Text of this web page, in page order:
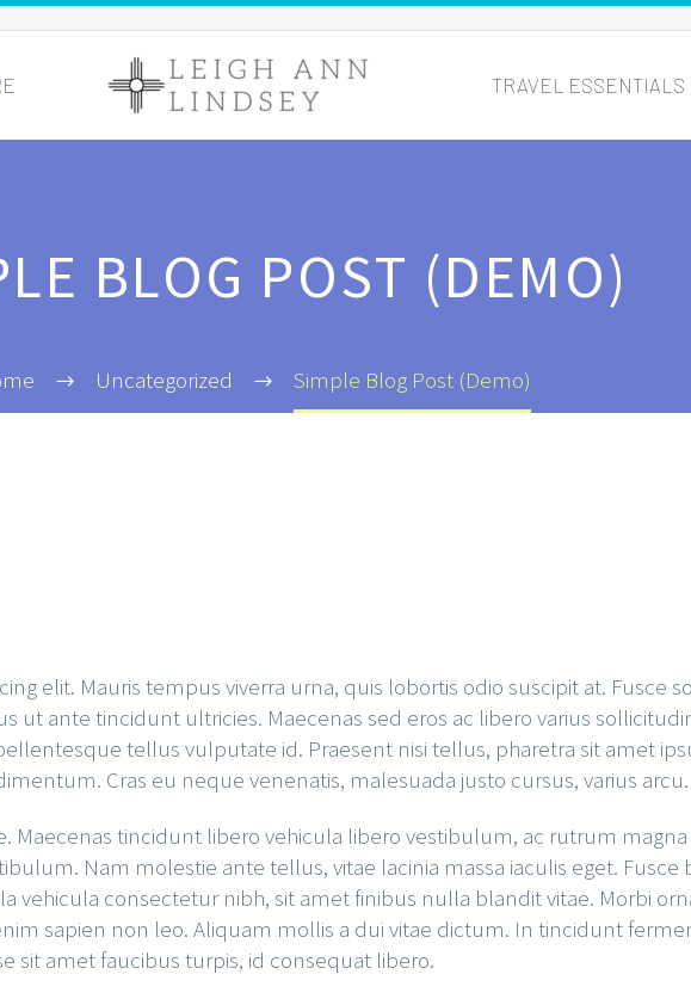
TRAVEL ESSENTIALS
BLOG POST (DEMO)
Uncategorized Simple Blog Post (Demo)
elit. Mauris tempus viverra urna, quis lobortis odio suscipit at. Fusce
ut ante tincidunt ultricies. Maecenas sed eros ac libero varius
tellus vulputate id. Praesent nisi tellus, pharetra sit amet
Cras eu neque venenatis, malesuada justo cursus, varius arcu.
Maecenas tincidunt libero vehicula libero vestibulum, ac rutrum
Nam molestie ante tellus, vitae lacinia massa iaculis eget.
vehicula consectetur nibh, sit amet finibus nulla blandit vitae. Morbi
sapien non leo. Aliquam mollis a dui vitae dictum. In tincidunt
sit amet faucibus turpis, id consequat libero.